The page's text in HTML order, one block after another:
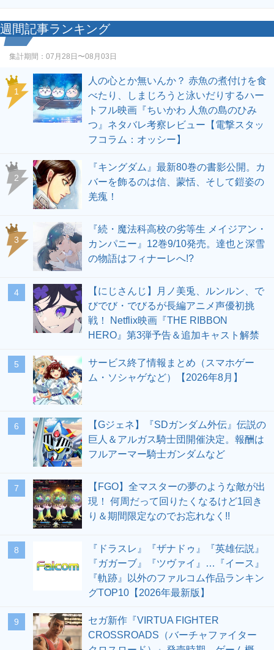
週間記事ランキング
集計期間： 07月28日〜08月03日
1
人の心とか無いんか？ 赤魚の煮付けを食
べたり、しまじろうと泳いだりするハー
トフル映画『ちいかわ 人魚の島のひみ
つ』ネタバレ考察レビュー【電撃スタッ
フコラム：オッシー】
2
『キングダム』最新80巻の書影公開。カ
バーを飾るのは信、蒙恬、そして鎧姿の
羌瘣！
3
『続・魔法科高校の劣等生 メイジアン・
カンパニー』12巻9/10発売。達也と深雪
の物語はフィナーレへ!?
4
【にじさんじ】月ノ美兎、ルンルン、で
びでび・でびるが長編アニメ声優初挑
戦！ Netflix映画『THE RIBBON
HERO』第3弾予告＆追加キャスト解禁
5
サービス終了情報まとめ（スマホゲー
ム・ソシャゲなど）【2026年8月】
6
【Gジェネ】『SDガンダム外伝』伝説の
巨人＆アルガス騎士団開催決定。報酬は
フルアーマー騎士ガンダムなど
7
【FGO】全マスターの夢のような敵が出
現！ 何周だって回りたくなるけど1回き
り＆期間限定なのでお忘れなく!!
8
『ドラスレ』『ザナドゥ』『英雄伝説』
『ガガーブ』『ツヴァイ』…『イース』
『軌跡』以外のファルコム作品ランキン
グTOP10【2026年最新版】
9
セガ新作『VIRTUA FIGHTER
CROSSROADS（バーチャファイター